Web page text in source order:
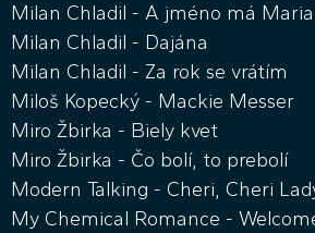
Milan Chladil - A jméno má Maria
Milan Chladil - Dajána
Milan Chladil - Za rok se vrátím
Miloš Kopecký - Mackie Messer
Miro Žbirka - Biely kvet
Miro Žbirka - Čo bolí, to prebolí
Modern Talking - Cheri, Cheri
My Chemical Romance -